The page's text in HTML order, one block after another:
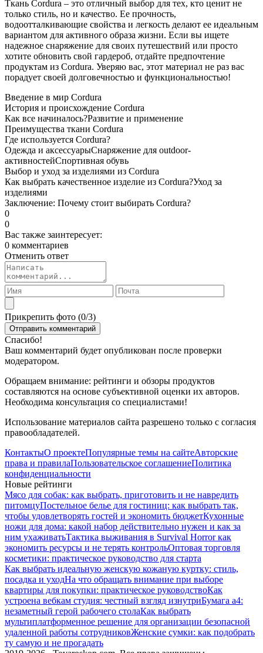
Ткань Cordura – это отличный выбор для тех, кто ценит не
только стиль, но и качество. Ее прочность,
водоотталкивающие свойства и легкость делают ее идеальным
вариантом для активного образа жизни. Если вы ищете
надежное снаряжение для своих путешествий или просто
хотите обновить свой гардероб, отдайте предпочтение
продуктам из Cordura. Уверяю вас, этот материал не раз вас
порадует своей долговечностью и функциональностью!
Введение в мир Cordura
История и происхождение Cordura
Как все начиналось?Развитие и применение
Преимущества ткани Cordura
Где используется Cordura?
Одежда и аксессуарыСнаряжение для outdoor-
активностейСпортивная обувь
Выбор и уход за изделиями из Cordura
Как выбрать качественное изделие из Cordura?Уход за
изделиями
Заключение: Почему стоит выбирать Cordura?
0
0
Вас также заинтересует:
0 комментариев
Отменить ответ
Прикрепить фото (0/3)
Спасибо!
Ваш комментарий будет опубликован после проверки
модератором.
Обращаем внимание: рейтинги и обзоры продуктов
составляются на основе субъективной оценки их авторов.
Необходима консультация со специалистами!
Использование материалов сайта разрешено только с согласия
правообладателей.
КонтактыО проектеПопулярные темы на сайтеАвторские
права и правилаПользовательское соглашениеПолитика
конфиденциальности
Новые рейтинги
Мясо для собак: как выбрать, приготовить и не навредить
питомцуПостельное белье для гостиниц: как выбрать так,
чтобы удовлетворять гостей и экономить бюджетКухонные
ножи для дома: какой набор действительно нужен и как за
ним ухаживатьТактика выживания в Survival Horror как
экономить ресурсы и не терять контрольОптовая торговля
косметики: практическое руководство для старта
Как выбрать идеальную женскую кожаную куртку: стиль,
посадка и уходНа что обращать внимание при выборе
квартиры для покупки: практическое руководствоКак
устроена вебкам студия: честный взгляд изнутриБумага а4:
незаметный герой рабочего столаКак выбрать
мультиплатформенное решение для организации безопасной
удаленной работы сотрудниковЖенские сумки: как подобрать
ту самую и не прогадать